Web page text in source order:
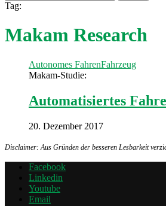
Tag:
Makam Research
Autonomes FahrenFahrzeug
Makam-Studie:
Automatisiertes
20. Dezember 2017
Disclaimer: Aus Gründen der besseren Lesbarkeit
Facebook
Linkedin
Youtube
Email